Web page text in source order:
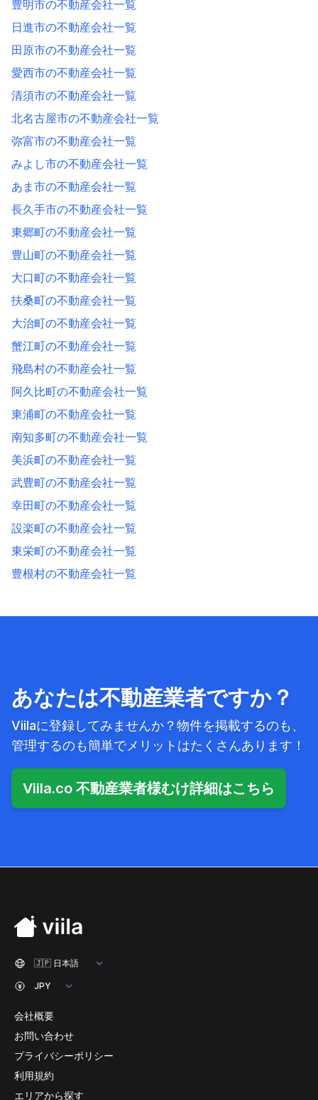
豊明市の不動産会社一覧
日進市の不動産会社一覧
田原市の不動産会社一覧
愛西市の不動産会社一覧
清須市の不動産会社一覧
北名古屋市の不動産会社一覧
弥富市の不動産会社一覧
みよし市の不動産会社一覧
あま市の不動産会社一覧
長久手市の不動産会社一覧
東郷町の不動産会社一覧
豊山町の不動産会社一覧
大口町の不動産会社一覧
扶桑町の不動産会社一覧
大治町の不動産会社一覧
蟹江町の不動産会社一覧
飛島村の不動産会社一覧
阿久比町の不動産会社一覧
東浦町の不動産会社一覧
南知多町の不動産会社一覧
美浜町の不動産会社一覧
武豊町の不動産会社一覧
幸田町の不動産会社一覧
設楽町の不動産会社一覧
東栄町の不動産会社一覧
豊根村の不動産会社一覧
あなたは不動産業者ですか？
Viilaに登録してみませんか？物件を掲載するのも、
管理するのも簡単でメリットはたくさんあります！
Viila.co 不動産業者様むけ詳細はこちら
会社概要
お問い合わせ
プライバシーポリシー
利用規約
エリアから探す